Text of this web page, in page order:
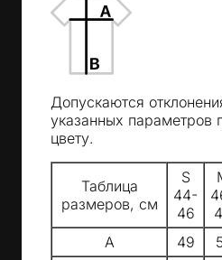
Допускаются
указанных параметров
цвету.
Таблица
размеров, см
S
44-
46
A
49